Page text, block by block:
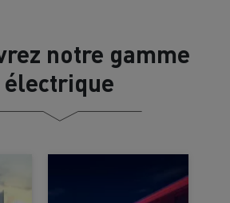
notre gamme
électrique